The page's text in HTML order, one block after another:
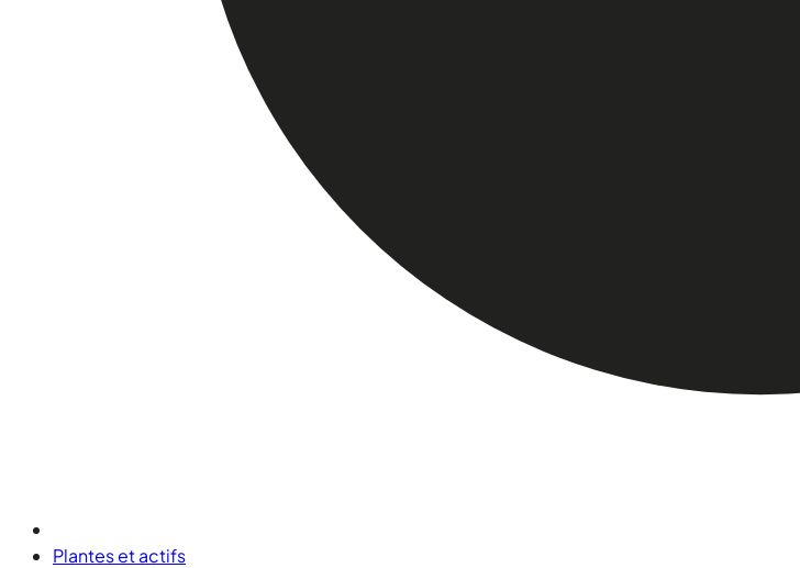
Plantes et actifs